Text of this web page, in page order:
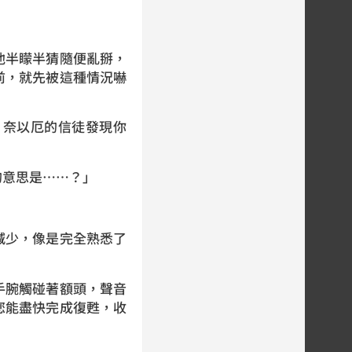
矇半猜隨便亂掰，
就先被這種情況嚇
以厄的信徒發現你
思是……？」
，像是完全熟悉了
觸碰著額頭，聲音
盡快完成復甦，收